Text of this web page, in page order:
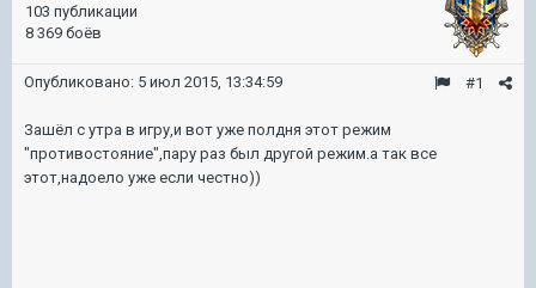
103 публикации
8 369 боёв
#1
Опубликовано: 5 июл 2015, 13:34:59
Зашёл с утра в игру,и вот уже полдня этот режим
"противостояние",пару раз был другой режим.а так все
этот,надоело уже если честно))